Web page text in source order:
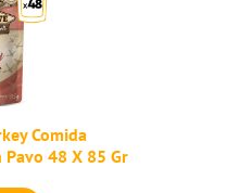
Comida
Pavo 48 X 85 Gr